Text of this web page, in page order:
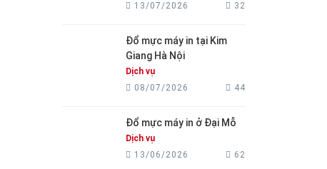
13/07/2026
32
Đổ mực máy in tại Kim
Giang Hà Nội
Dịch vụ
08/07/2026
44
Đổ mực máy in ở Đại Mỗ
Dịch vụ
13/06/2026
62